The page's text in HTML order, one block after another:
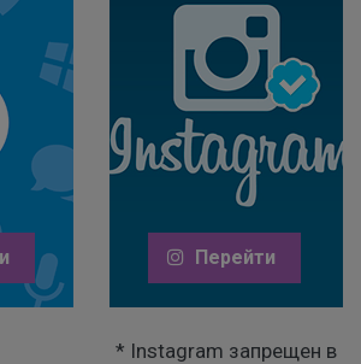
Перейти
* Instagram запрещен в